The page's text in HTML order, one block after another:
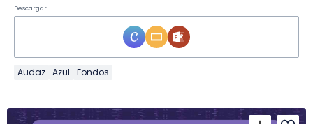
Descargar
Audaz Azul Fondos